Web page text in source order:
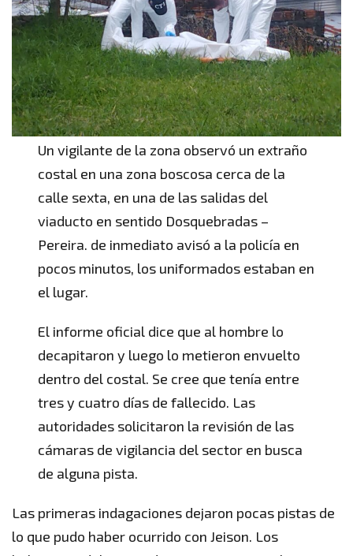
Un vigilante de la zona observó un extraño
costal en una zona boscosa cerca de la
calle sexta, en una de las salidas del
viaducto en sentido Dosquebradas –
Pereira. de inmediato avisó a la policía en
pocos minutos, los uniformados estaban en
el lugar.
El informe oficial dice que al hombre lo
decapitaron y luego lo metieron envuelto
dentro del costal. Se cree que tenía entre
tres y cuatro días de fallecido. Las
autoridades solicitaron la revisión de las
cámaras de vigilancia del sector en busca
de alguna pista.
Las primeras indagaciones dejaron pocas pistas de
lo que pudo haber ocurrido con Jeison. Los